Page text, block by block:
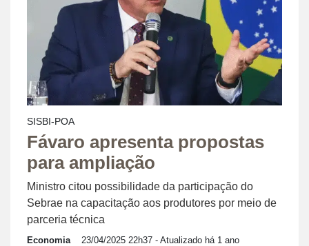
SISBI-POA
Fávaro apresenta propostas
para ampliação
Ministro citou possibilidade da participação do
Sebrae na capacitação aos produtores por meio de
parceria técnica
Economia 23/04/2025 22h37 - Atualizado há 1 ano